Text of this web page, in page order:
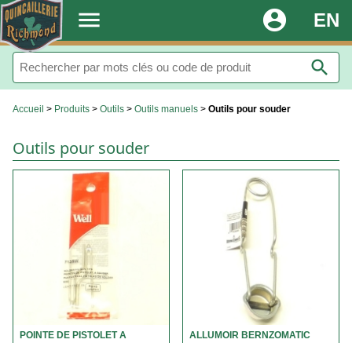
. menu EN
account_circle
search
Accueil > Produits > Outils > Outils manuels > Outils pour souder
Outils pour souder
POINTE DE PISTOLET A
ALLUMOIR BERNZOMATIC